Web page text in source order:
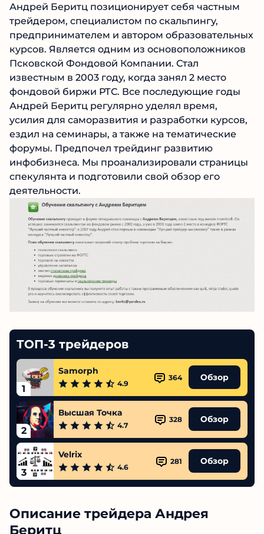
Андрей Беритц позиционирует себя частным
трейдером, специалистом по скальпингу,
предпринимателем и автором
образовательных курсов. Является одним из
основоположников Псковской Фондовой
Компании. Стал известным в 2003 году, когда
занял 2 место фондовой биржи РТС. Все
последующие годы Андрей Беритц регулярно
уделял время, усилия для саморазвития и
разработки курсов, ездил на семинары, а
также на тематические форумы. Предпочел
трейдинг развитию инфобизнеса. Мы
проанализировали страницы спекулянта и
подготовили свой обзор его деятельности.
ТОП-3 трейдеров
1
Samorph
4.9
364 Обзор
2
Высшая Точка
4.7
328 Обзор
3
Velrix
4.6
281 Обзор
Описание трейдера Андрея
Беритц